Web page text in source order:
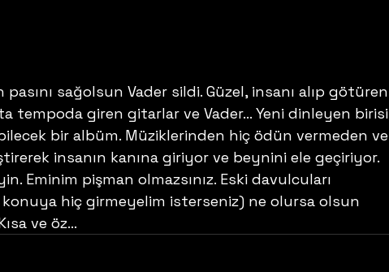
pasını sağolsun Vader sildi. Güzel, insanı alıp götüren
tempoda giren gitarlar ve Vader… Yeni dinleyen birisi
bir albüm. Müziklerinden hiç ödün vermeden ve
insanın kanına giriyor ve beynini ele geçiriyor.
Eminim pişman olmazsınız. Eski davulcuları
hiç girmeyelim isterseniz) ne olursa olsun
ve öz…